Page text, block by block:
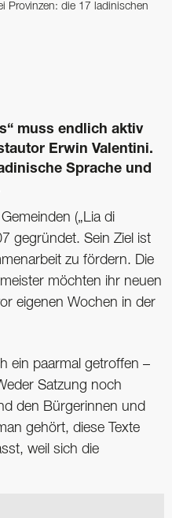
Provinzen: die 17 ladinischen
muss endlich aktiv
Erwin Valentini.
Sprache und
(„Lia di
gegründet. Sein Ziel ist
zu fördern. Die
möchten ihr neuen
eigenen Wochen in der
ein paarmal getroffen –
Satzung noch
den Bürgerinnen und
gehört, diese Texte
weil sich die